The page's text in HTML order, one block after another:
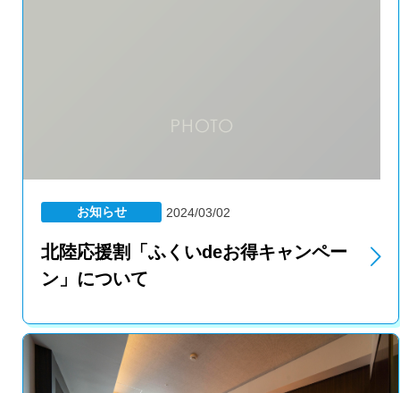
お知らせ 2024/03/02
北陸応援割「ふくいdeお得キャンペー
ン」について